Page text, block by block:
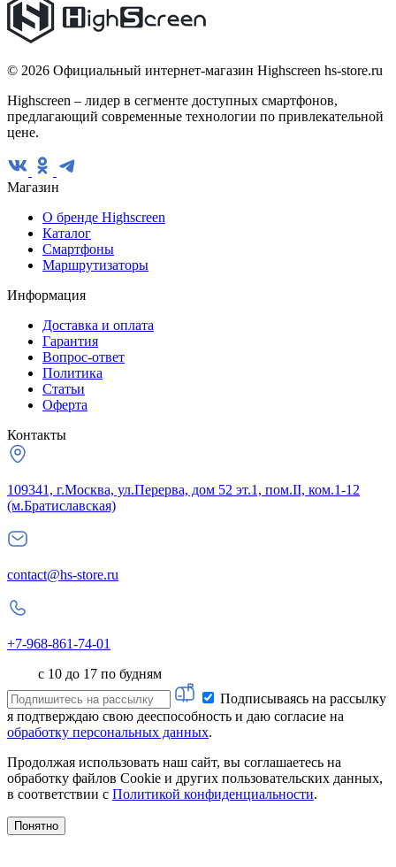
© 2026 Официальный интернет-магазин Highscreen hs-store.ru
Highscreen – лидер в сегменте доступных смартфонов,
предлагающий современные технологии по привлекательной
цене.
Магазин
О бренде Highscreen
Каталог
Смартфоны
Маршрутизаторы
Информация
Доставка и оплата
Гарантия
Вопрос-ответ
Политика
Статьи
Оферта
Контакты
109341, г.Москва, ул.Перерва, дом 52 эт.1, пом.II, ком.1-12
(м.Братиславская)
contact@hs-store.ru
+7-968-861-74-01
с 10 до 17 по будням
Подписываясь на рассылку
я подтверждаю свою дееспособность и даю согласие на
обработку персональных данных.
Продолжая использовать наш сайт, вы соглашаетесь на
обработку файлов Cookie и других пользовательских данных,
в соответствии с Политикой конфиденциальности.
Понятно